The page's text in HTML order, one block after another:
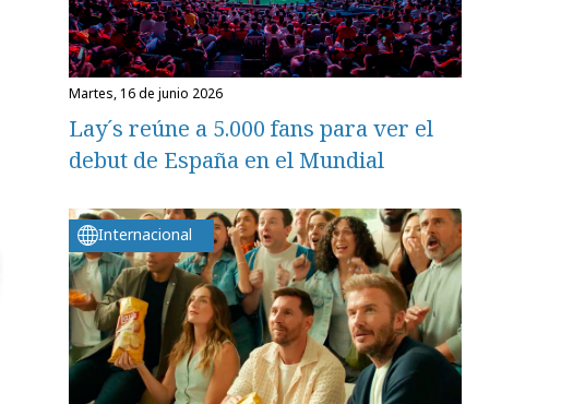
martes, 16 de junio 2026
Lay´s reúne a 5.000 fans para ver el
debut de España en el Mundial
Internacional